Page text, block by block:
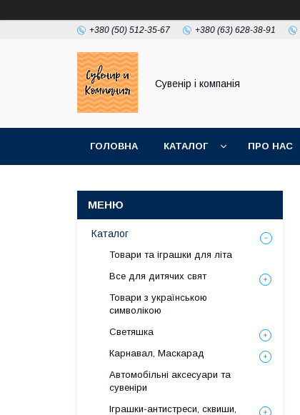
+380 (50) 512-35-67 +380 (63) 628-38-91
Сувенір і компанія
ГОЛОВНА КАТАЛОГ ПРО НАС
Каталог
Товари та іграшки для літа
Все для дитячих свят
Товари з українською
символікою
Светяшка
Карнавал, Маскарад
Автомобільні аксесуари та
сувеніри
Іграшки-антистреси, сквиши,